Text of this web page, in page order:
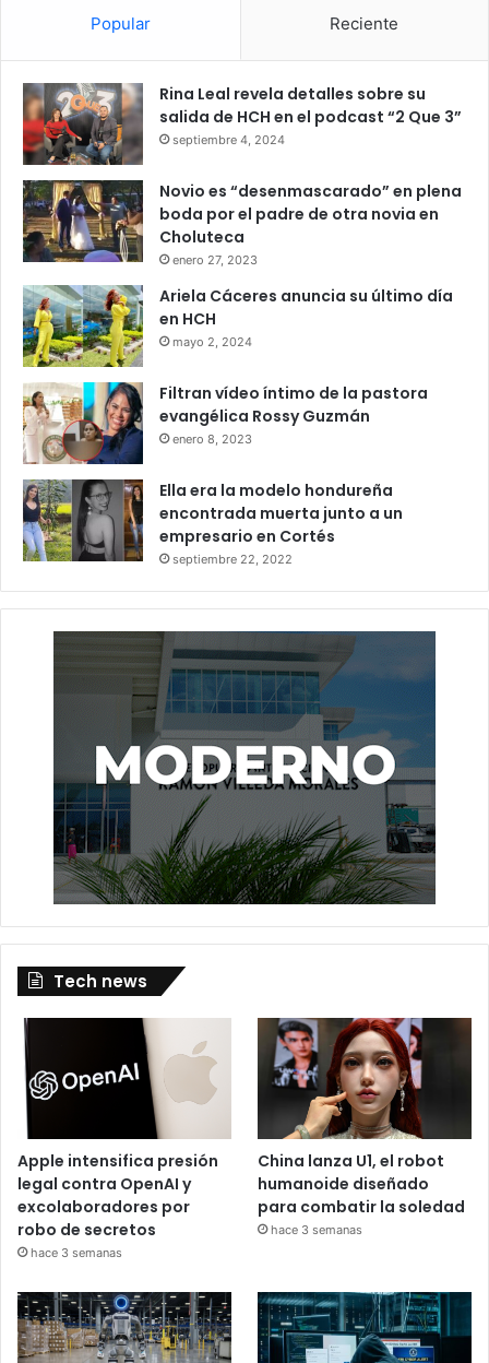
Popular Reciente
Rina Leal revela detalles sobre su
salida de HCH en el podcast “2 Que 3”
septiembre 4, 2024
Novio es “desenmascarado” en plena
boda por el padre de otra novia en
Choluteca
enero 27, 2023
Ariela Cáceres anuncia su último día
en HCH
mayo 2, 2024
Filtran vídeo íntimo de la pastora
evangélica Rossy Guzmán
enero 8, 2023
Ella era la modelo hondureña
encontrada muerta junto a un
empresario en Cortés
septiembre 22, 2022
Tech news
Apple intensifica presión
legal contra OpenAI y
excolaboradores por
robo de secretos
hace 3 semanas
China lanza U1, el robot
humanoide diseñado
para combatir la soledad
hace 3 semanas